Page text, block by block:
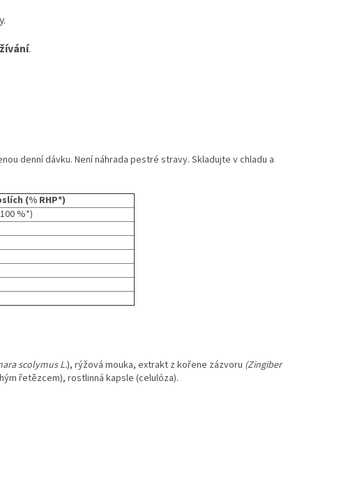
.
denní dávku. Není náhrada pestré stravy. Skladujte v chladu a
(% RHP*)
%*)
scolymus L.), rýžová mouka, extrakt z kořene zázvoru (Zingiber
řetězcem), rostlinná kapsle (celulóza).